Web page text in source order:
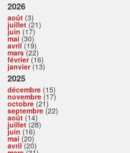
2026
août (3)
juillet(21)
juin (17)
mai (30)
avril(19)
mars(22)
février(16)
janvier(13)
2025
décembre (15)
novembre (17)
octobre (21)
septembre (22)
août (14)
juillet(28)
juin (16)
mai (20)
avril(20)